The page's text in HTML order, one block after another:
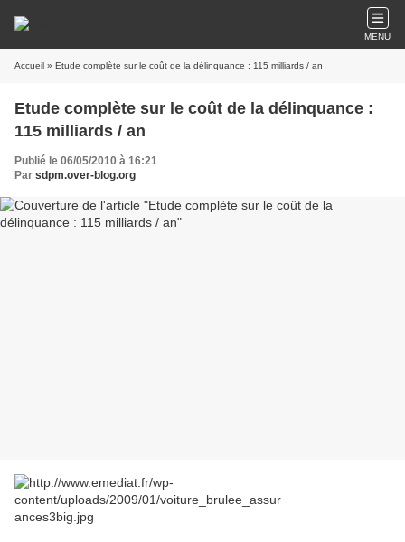
MENU
Accueil » Etude complète sur le coût de la délinquance : 115 milliards / an
Etude complète sur le coût de la délinquance :
115 milliards / an
Publié le 06/05/2010 à 16:21
Par sdpm.over-blog.org